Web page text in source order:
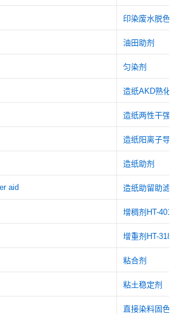
印染废水脱色
油田助剂
匀染剂
造纸AKD熟化
造纸两性干强
造纸阳离子导
造纸助剂
aid 造纸助留助滤
增稠剂HT-401
增重剂HT-318
粘合剂
粘土稳定剂
直接染料固色